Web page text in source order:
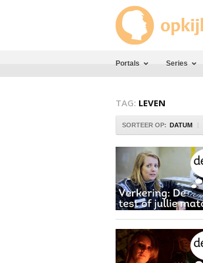
Portals Series
TAG: LEVEN
SORTEER OP: DATUM |